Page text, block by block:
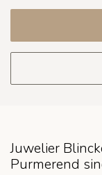
Juwelier
Purmerend